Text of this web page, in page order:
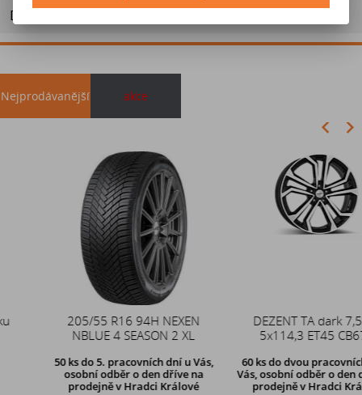
Doporučit výrobek
Nejprodávanější akce
205/55 R16 94H NEXEN
NBLUE 4 SEASON 2 XL
do 5. pracovních dní u Vás,
osobní odběr o den dříve na
prodejněv Hradci Králové
DEZENT TA dark 7,5x18
5x114,3 ET45 CB67,1
60 ks
do dvou pracovních dní u
Vás, osobní odběr o den dřívena
prodejně v Hradci Králové
Duše 12x4 (4.00-4) kovový
zahnutý ventil TR87